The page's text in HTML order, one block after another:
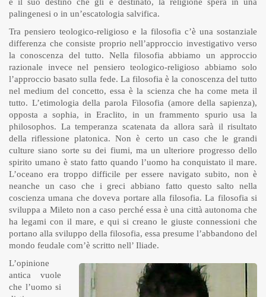
palingenesi o in un’escatologia salvifica.
Tra pensiero teologico-religioso e la filosofia c’è una sostanziale
differenza che consiste proprio nell’approccio investigativo verso
la conoscenza del tutto. Nella filosofia abbiamo un approccio
razionale invece nel pensiero teologico-religioso abbiamo solo
l’approccio basato sulla fede. La filosofia è la conoscenza del tutto
nel medium del concetto, essa è la scienza che ha come meta il
tutto. L’etimologia della parola Filosofia (amore della sapienza),
opposta a sophia, in Eraclito, in un frammento spurio usa la
philosophos. La temperanza scatenata da allora sarà il risultato
della riflessione platonica. Non è certo un caso che le grandi
culture siano sorte su dei fiumi, ma un ulteriore progresso dello
spirito umano è stato fatto quando l’uomo ha conquistato il mare.
L’oceano era troppo difficile per essere navigato subito, non è
neanche un caso che i greci abbiano fatto questo salto nella
coscienza umana che doveva portare alla filosofia. La filosofia si
sviluppa a Mileto non a caso perché essa è una città autonoma che
ha legami con il mare, e qui si creano le giuste connessioni che
portano alla sviluppo della filosofia, essa presume l’abbandono del
mondo feudale com’è scritto nell’ Iliade.
L’opinione
antica vuole
che l’uomo si